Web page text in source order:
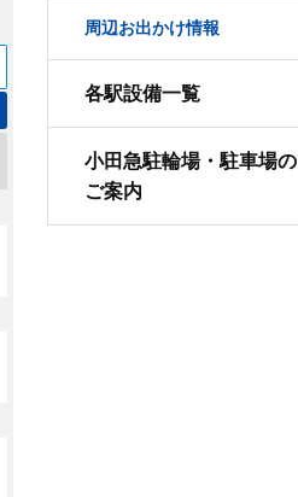
周辺お出かけ情報
各駅設備一覧
小田急駐輪場・駐車場の
ご案内